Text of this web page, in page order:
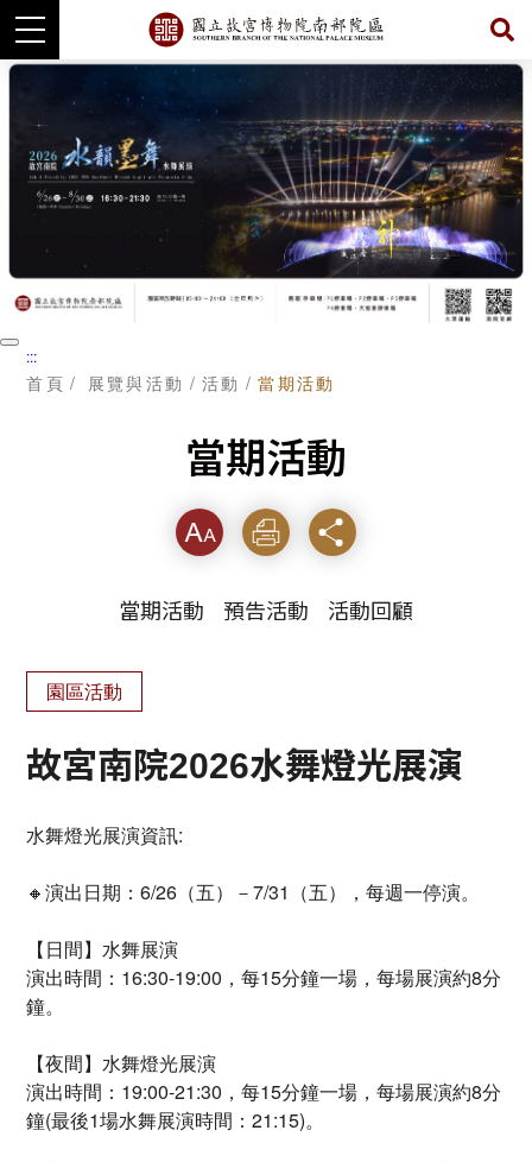
跳
暫
停
:::
首頁 展覽與活動 活動 當期活動
當期活動
字級 列印 分享
當期活動 預告活動 活動回顧
園區活動
故宮南院2026水舞燈光展演
水舞燈光展演資訊:
🔸演出日期：6/26（五）－7/31（五），每週一停演。
【日間】水舞展演
演出時間：16:30-19:00，每15分鐘一場，每場展演約8分
鐘。
【夜間】水舞燈光展演
演出時間：19:00-21:30，每15分鐘一場，每場展演約8分
鐘(最後1場水舞展演時間：21:15)。